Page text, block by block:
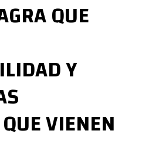
DIGITAL QUE
Y
VIENEN